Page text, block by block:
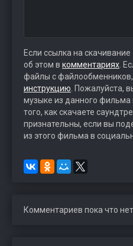
Если ссылка на скачивание
об этом в комментариях .
файлы с файлообменников,
инструкцию . Пожалуйста,
музыке из данного фильма
того, как скачаете
признательны, если вы
из этого фильма в
Комментариев пока что нет.